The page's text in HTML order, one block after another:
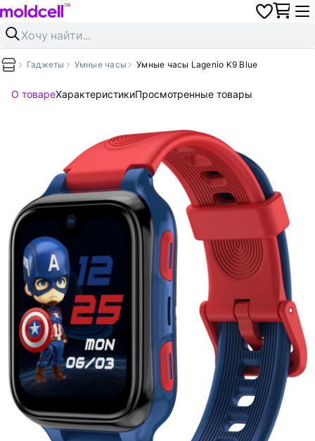
Гаджеты Умные часы Умные часы Lagenio K9 Blue
О товареХарактеристикиПросмотренные товары